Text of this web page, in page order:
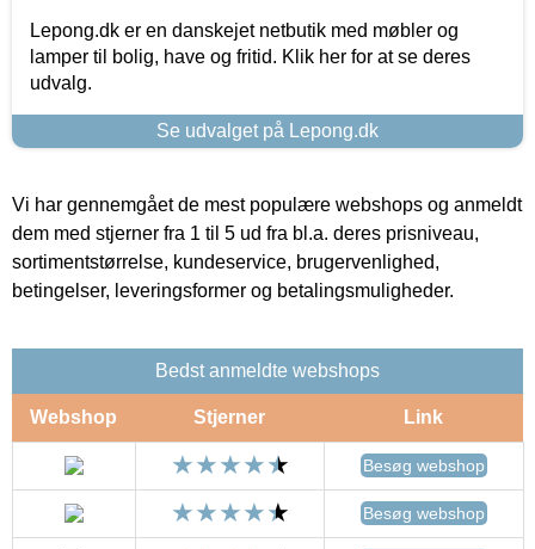
Lepong.dk er en danskejet netbutik med møbler og
lamper til bolig, have og fritid. Klik her for at se deres
udvalg.
Se udvalget på Lepong.dk
Vi har gennemgået de mest populære webshops og anmeldt
dem med stjerner fra 1 til 5 ud fra bl.a. deres prisniveau,
sortimentstørrelse, kundeservice, brugervenlighed,
betingelser, leveringsformer og betalingsmuligheder.
Bedst anmeldte webshops
Webshop Stjerner Link
Besøg webshop
Besøg webshop